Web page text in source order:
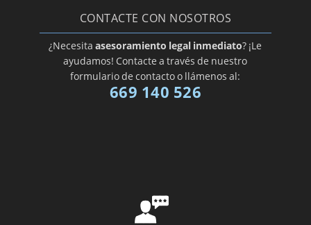
CONTACTE CON NOSOTROS
¿Necesitaasesoramiento legal inmediato? ¡Le
ayudamos! Contacte a través de nuestro
formulario de contacto o llámenos al:
669 140 526